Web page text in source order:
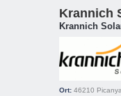
Krannich
Krannich
Ort: 46210